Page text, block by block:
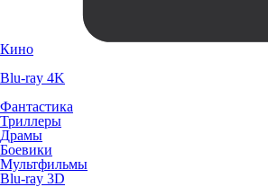
Кино
Blu-ray 4K
Фантастика
Триллеры
Драмы
Боевики
Мультфильмы
Blu-ray 3D